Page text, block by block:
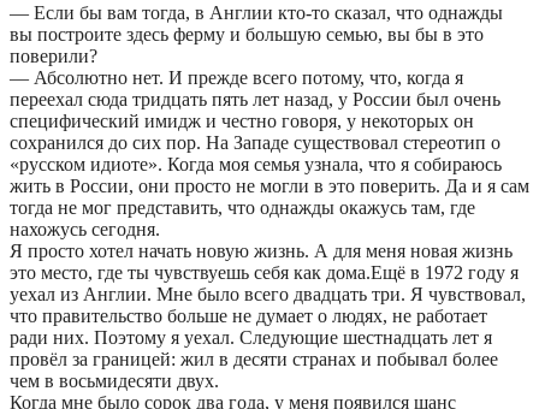
— Если бы вам тогда, в Англии кто-то сказал, что однажды
вы построите здесь ферму и большую семью, вы бы в это
поверили?
— Абсолютно нет. И прежде всего потому, что, когда я
переехал сюда тридцать пять лет назад, у России был очень
специфический имидж и честно говоря, у некоторых он
сохранился до сих пор. На Западе существовал стереотип о
«русском идиоте». Когда моя семья узнала, что я собираюсь
жить в России, они просто не могли в это поверить. Да и я сам
тогда не мог представить, что однажды окажусь там, где
нахожусь сегодня.
Я просто хотел начать новую жизнь. А для меня новая жизнь
это место, где ты чувствуешь себя как дома.Ещё в 1972 году я
уехал из Англии. Мне было всего двадцать три. Я чувствовал,
что правительство больше не думает о людях, не работает
ради них. Поэтому я уехал. Следующие шестнадцать лет я
провёл за границей: жил в десяти странах и побывал более
чем в восьмидесяти двух.
Когда мне было сорок два года, у меня появился шанс